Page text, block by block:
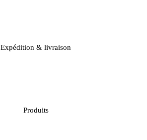
Expédition & livraison
Produits